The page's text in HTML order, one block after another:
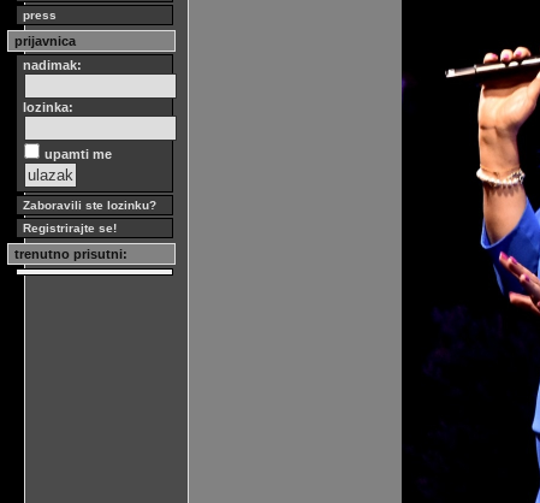
press
prijavnica
nadimak:
lozinka:
upamti me
Zaboravili ste lozinku?
Registrirajte se!
trenutno prisutni: